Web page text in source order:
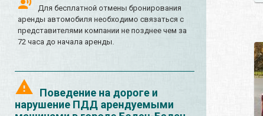
Для бесплатной отмены бронирования
аренды автомобиля необходимо связаться с
представителями компании не позднее чем за
72 часа до начала аренды.
Поведение на дороге и
нарушение ПДД арендуемыми